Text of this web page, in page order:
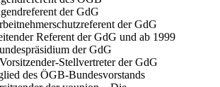
der GdG
der GdG
Referent der GdG und ab 1999
der GdG
Stellvertreter der GdG
des ÖGB-Bundesvorstands